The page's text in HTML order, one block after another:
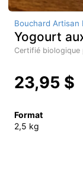
Bouchard Artisan
Yogourt
Certifié biologique
23,95 $
Format
2,5 kg